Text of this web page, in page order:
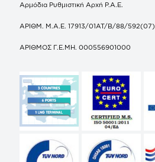
Αρμόδια Ρυθμιστική Αρχή Ρ.Α.Ε.
ΑΡΙΘΜ. Μ.Α.Ε. 17913/01ΑΤ/Β/88/592(07)
ΑΡΙΘΜΟΣ Γ.Ε.ΜΗ. 000556901000